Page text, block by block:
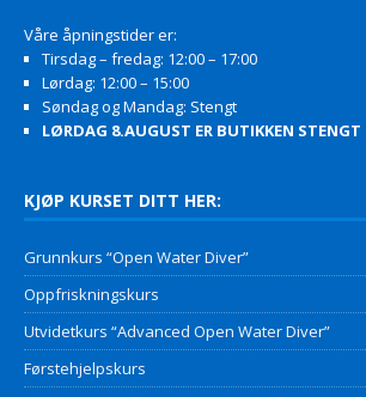
Våre åpningstider er:
Tirsdag – fredag: 12:00 – 17:00
Lørdag: 12:00 – 15:00
Søndag og Mandag: Stengt
LØRDAG 8.AUGUST ER BUTIKKEN STENGT
KJØP KURSET DITT HER:
Grunnkurs “Open Water Diver”
Oppfriskningskurs
Utvidetkurs “Advanced Open Water Diver”
Førstehjelpskurs